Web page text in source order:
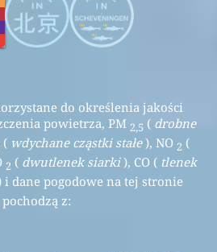
do określenia jakości
powietrza, PM 2,5 ( drobne
( wdychane cząstki stałe), NO 2 (
2 ( dwutlenek siarki), CO ( tlenek
i dane pogodowe na tej stronie
pochodzą z: